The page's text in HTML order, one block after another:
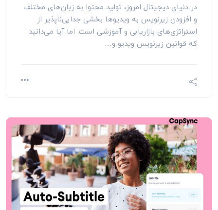
در دنیای دیجیتال امروز، تولید محتوا به زبان‌های مختلف
و افزودن زیرنویس به ویدیوها بخشی جدایی‌ناپذیر از
استراتژی‌های بازاریابی و آموزشی است. اما آیا می‌دانید
که قوانین زیرنویس ویدیو و…